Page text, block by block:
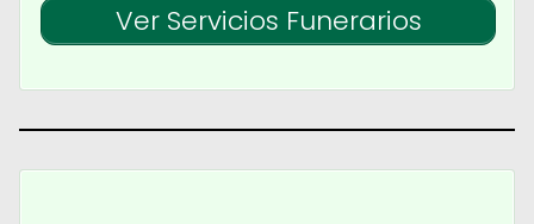
Ver Servicios Funerarios